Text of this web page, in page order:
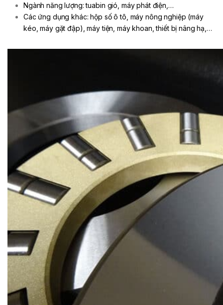
Ngành năng lượng: tuabin gió, máy phát điện,…
Các ứng dụng khác: hộp số ô tô, máy nông nghiệp (máy
kéo, máy gặt đập), máy tiện, máy khoan, thiết bị nâng hạ,…